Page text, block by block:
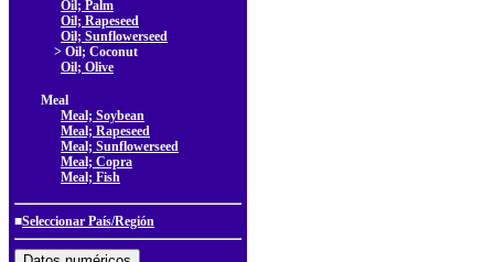
Oil; Palm
Oil; Rapeseed
Oil; Sunflowerseed
> Oil; Coconut
Oil; Olive
Meal
Meal; Soybean
Meal; Rapeseed
Meal; Sunflowerseed
Meal; Copra
Meal; Fish
■Seleccionar País/Región